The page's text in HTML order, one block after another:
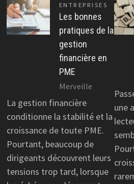
ENTREPRISES
Les bonnes
pratiques de la
gestion
financière en
PME
Merveille
La gestion financière
conditionne la stabilité et la
croissance de toute PME.
Pourtant, beaucoup de
dirigeants découvrent leurs
tensions trop tard, lorsque
une